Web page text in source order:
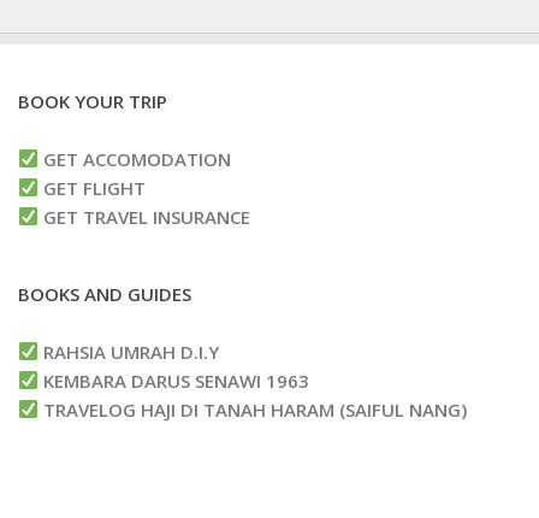
BOOK YOUR TRIP
GET ACCOMODATION
GET FLIGHT
GET TRAVEL INSURANCE
BOOKS AND GUIDES
RAHSIA UMRAH D.I.Y
KEMBARA DARUS SENAWI 1963
TRAVELOG HAJI DI TANAH HARAM (SAIFUL NANG)